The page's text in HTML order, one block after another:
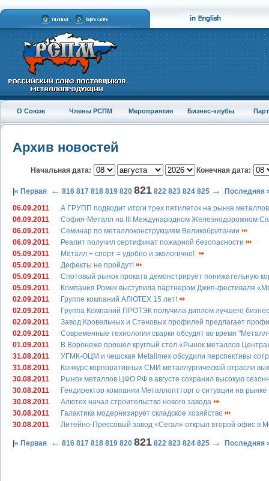
О Союзе Члены РСПМ Мероприятия Бизнес-клубы
Архив новостей
Начальная дата: Конечная дата:
« Первая ← 816 817 818 819 820 821 822 823 824 825 →
Последняя
06.09.2011
А ГРУПП подводит итоги трех пятилеток на рынке
06.09.2011
София-Металл на III Международном Железнодорожном
06.09.2011
Семинар по металлоконструкциям Великобритании
06.09.2011
Реалит получил сертификат пожарной безопасности
05.09.2011
Металл + спорт = удобно и экологично!
05.09.2011
Дефекты не пройдут!
05.09.2011
Спотовый рынок проката демонстрирует понижательную
05.09.2011
Компания Ромек выступила партнером Джип-фестиваля
02.09.2011
Группе компаний АЛЮТЕХ 15 лет!
02.09.2011
Группа Компаний ПРОТЭК получила диплом лучшего
02.09.2011
Завод Кровельных и Стеновых профилей предлагает
02.09.2011
Современные технологии сварки обсудят во время
01.09.2011
В Воронеже прошел круглый стол «Рынок металлов
31.08.2011
УГМК-ОЦМ и чешская Metalimex обсудили перспективы
31.08.2011
Конкурс корпоративных СМИ металлургической отрасли
30.08.2011
Рынок металлов ЦФО РФ в августе сохранил высокую
30.08.2011
Гендиректор компании Металлоптторг о ситуации на
30.08.2011
Алютех начал строительство нового завода
30.08.2011
Галактика модернизирует складское хозяйство
30.08.2011
Литейно-Прессовый завод «Сегал» открыл второй офис в
« Первая ← 816 817 818 819 820 821 822 823 824 825 → Последняя